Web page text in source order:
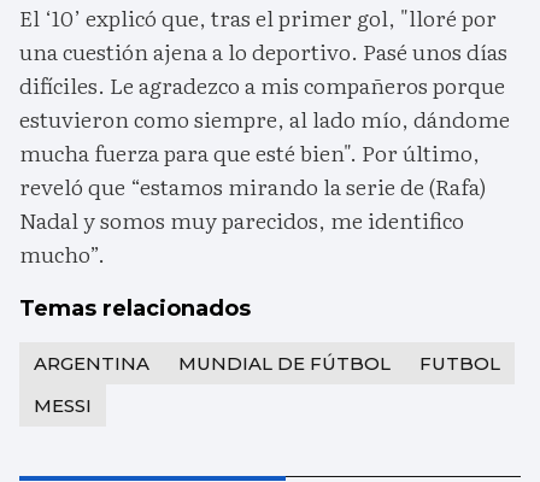
El ‘10’ explicó que, tras el primer gol, "lloré por
una cuestión ajena a lo deportivo. Pasé unos días
difíciles. Le agradezco a mis compañeros porque
estuvieron como siempre, al lado mío, dándome
mucha fuerza para que esté bien". Por último,
reveló que “estamos mirando la serie de (Rafa)
Nadal y somos muy parecidos, me identifico
mucho”.
Temas relacionados
ARGENTINA MUNDIAL DE FÚTBOL
FUTBOL
MESSI